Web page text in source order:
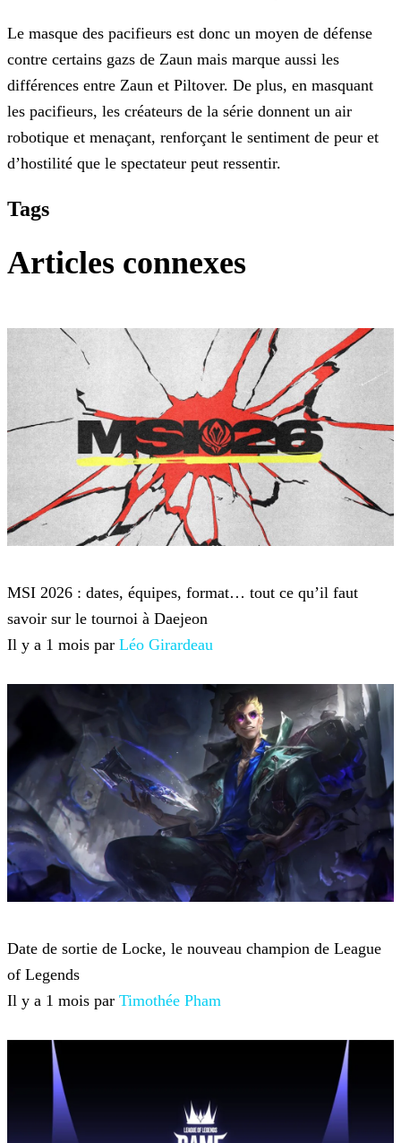
Le masque des pacifieurs est donc un moyen de défense
contre certains gazs de Zaun mais marque aussi les
différences entre Zaun et Piltover. De plus, en masquant
les pacifieurs, les créateurs de la série donnent un air
robotique et menaçant, renforçant le sentiment de peur et
d’hostilité que le spectateur peut ressentir.
Tags
Articles connexes
MSI 2026 : dates, équipes, format… tout ce qu’il faut
savoir sur le tournoi à Daejeon
Il y a 1 mois par Léo Girardeau
Date de sortie de Locke, le nouveau champion de League
of Legends
Il y a 1 mois par Timothée Pham